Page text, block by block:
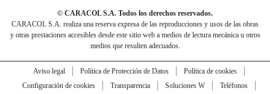
© CARACOL S.A. Todos los derechos reservados.
CARACOL S.A. realiza una reserva expresa de las reproducciones y usos de las obras
y otras prestaciones accesibles desde este sitio web a medios de lectura mecánica u otros
medios que resulten adecuados.
Aviso legal Política de Protección de Datos
Política de cookies
Configuración de cookies
Transparencia Soluciones W
Teléfonos